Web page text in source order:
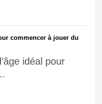
commencer à jouer du
idéal pour